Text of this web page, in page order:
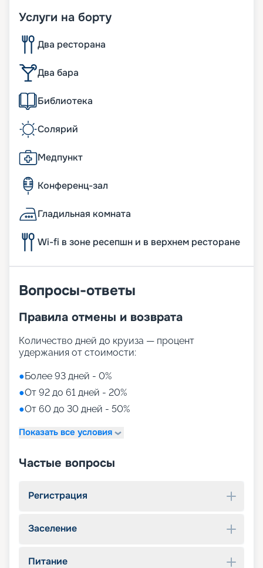
Услуги на борту
Два ресторана
Два бара
Библиотека
Солярий
Медпункт
Конференц-зал
Гладильная комната
Wi-fi в зоне ресепшн и в верхнем ресторане
Вопросы-ответы
Правила отмены и возврата
Количество дней до круиза — процент
удержания от стоимости:
●Более 93 дней - 0%
●От 92 до 61 дней - 20%
●От 60 до 30 дней - 50%
Показать все условия
Частые вопросы
Регистрация
Заселение
Питание